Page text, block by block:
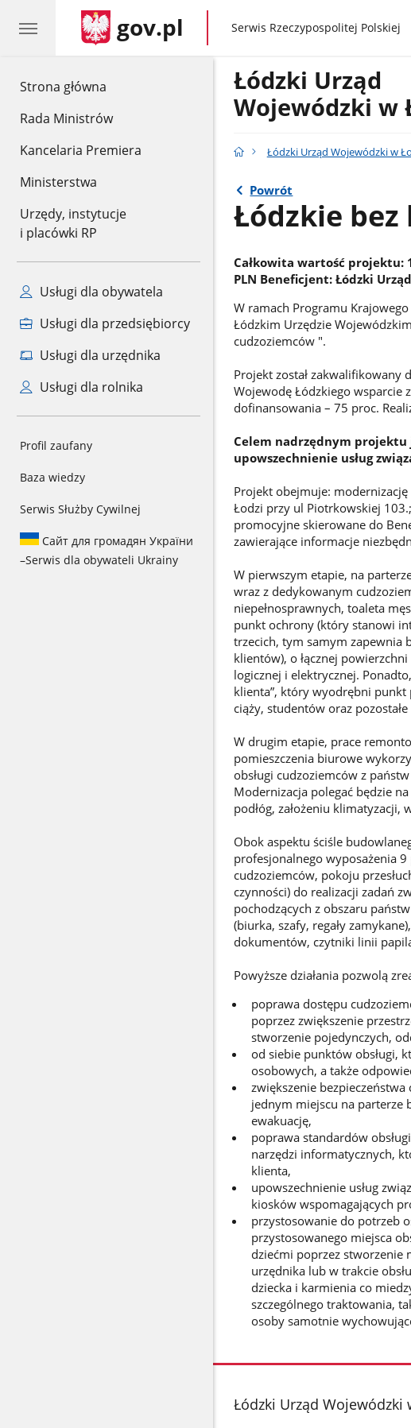
Strona główna
Rada Ministrów
Kancelaria Premiera
Ministerstwa
Urzędy, instytucje
i placówki RP
Usługi dla obywatela
Usługi dla przedsiębiorcy
Usługi dla urzędnika
Usługi dla rolnika
Profil zaufany
Baza wiedzy
Serwis Służby Cywilnej
Сайт для громадян України
–Serwis dla obywateli Ukrainy
gov.pl gov.pl
Serwis Rzeczypospolitej Polskiej
Łódzki Urząd
Wojewódzki w
Łódzki Urząd Wojewódzki w
Powrót
Łódzkie
Całkowita wartość projektu:
PLN Beneficjent: Łódzki
W ramach Programu
Łódzkim Urzędzie
cudzoziemców ".
Projekt został zakwalifikowany
Wojewodę Łódzkiego wsparcie
dofinansowania – 75 proc.
Celem nadrzędnym
upowszechnienie usług
Projekt obejmuje:
Łodzi przy ul Piotrkowskiej
promocyjne skierowane do
zawierające informacje
W pierwszym etapie, na
wraz z dedykowanym
niepełnosprawnych, toaleta
punkt ochrony (który stanowi
trzecich, tym samym zapewnia
klientów), o łącznej
logicznej i elektrycznej.
klienta”, który wyodrębni punkt
ciąży, studentów oraz
W drugim etapie, prace
pomieszczenia biurowe
obsługi cudzoziemców z
Modernizacja polegać będzie
podłóg, założeniu klimatyzacji,
Obok aspektu ściśle
profesjonalnego wyposażenia
cudzoziemców, pokoju
czynności) do realizacji zadań
pochodzących z obszaru
(biurka, szafy, regały
dokumentów, czytniki linii
Powyższe działania pozwolą
poprawa dostępu
poprzez zwiększenie
stworzenie pojedynczych,
od siebie punktów obsługi,
osobowych, a także
zwiększenie
jednym miejscu na parterze
ewakuację,
poprawa standardów
narzędzi informatycznych,
klienta,
upowszechnienie usług
kiosków wspomagających
przystosowanie do potrzeb
przystosowanego miejsca
dziećmi poprzez stworzenie
urzędnika lub w trakcie
dziecka i karmienia co
szczególnego traktowania,
osoby samotnie
stopka
Łódzki Urząd Wojewódzki